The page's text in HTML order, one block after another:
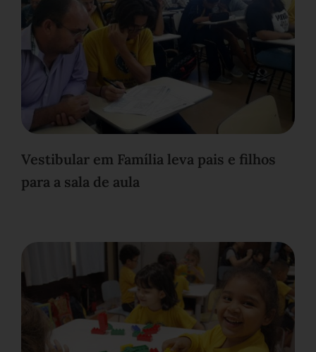
Vestibular em Família leva pais e filhos
para a sala de aula